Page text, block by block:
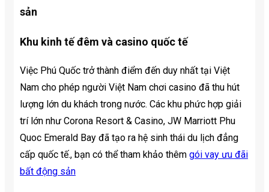
sản
Khu kinh tế đêm và casino quốc tế
Việc Phú Quốc trở thành điểm đến duy nhất tại Việt
Nam cho phép người Việt Nam chơi casino đã thu hút
lượng lớn du khách trong nước. Các khu phức hợp giải
trí lớn như Corona Resort & Casino, JW Marriott Phu
Quoc Emerald Bay đã tạo ra hệ sinh thái du lịch đẳng
cấp quốc tế., bạn có thể tham khảo thêm gói vay ưu đãi
bất động sản